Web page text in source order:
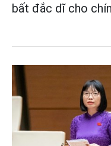
bất đắc dĩ cho